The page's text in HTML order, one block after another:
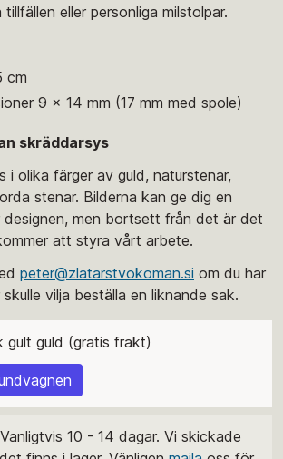
tillfällen eller personliga milstolpar.
cm
9 x 14 mm (17 mm med spole)
skräddarsys
i olika färger av guld, naturstenar,
stenar. Bilderna kan ge dig en
designen, men bortsett från det är det
att styra vårt arbete.
peter@zlatarstvokoman.si om du har
vilja beställa en liknande sak.
gult guld (gratis frakt)
10 - 14 dagar. Vi skickade